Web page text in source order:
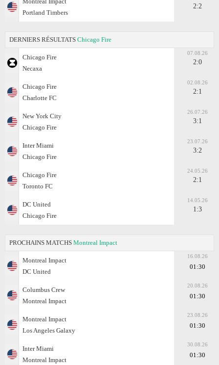
Portland Timbers
2:2
DERNIERS RÉSULTATS Chicago Fire
Chicago Fire
Necaxa
07.08.26
2:0
Chicago Fire
Charlotte FC
02.08.26
2:1
New York City
Chicago Fire
26.07.26
3:1
Inter Miami
Chicago Fire
23.07.26
3:2
Chicago Fire
Toronto FC
24.05.26
2:1
DC United
Chicago Fire
14.05.26
1:3
PROCHAINS MATCHS Montreal Impact
Montreal Impact
DC United
16.08.26
01:30
Columbus Crew
Montreal Impact
20.08.26
01:30
Montreal Impact
Los Angeles Galaxy
23.08.26
01:30
Inter Miami
Montreal Impact
30.08.26
01:30